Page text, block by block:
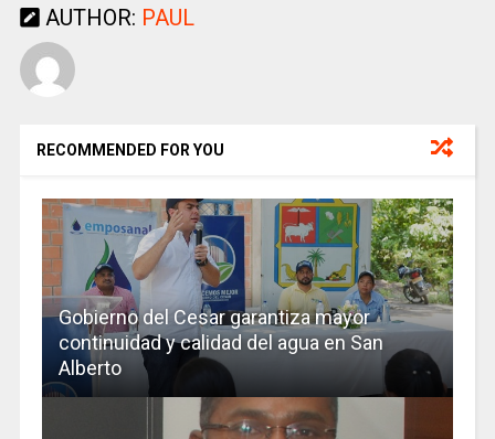
AUTHOR: PAUL
RECOMMENDED FOR YOU
Gobierno del Cesar garantiza mayor
continuidad y calidad del agua en San
Alberto